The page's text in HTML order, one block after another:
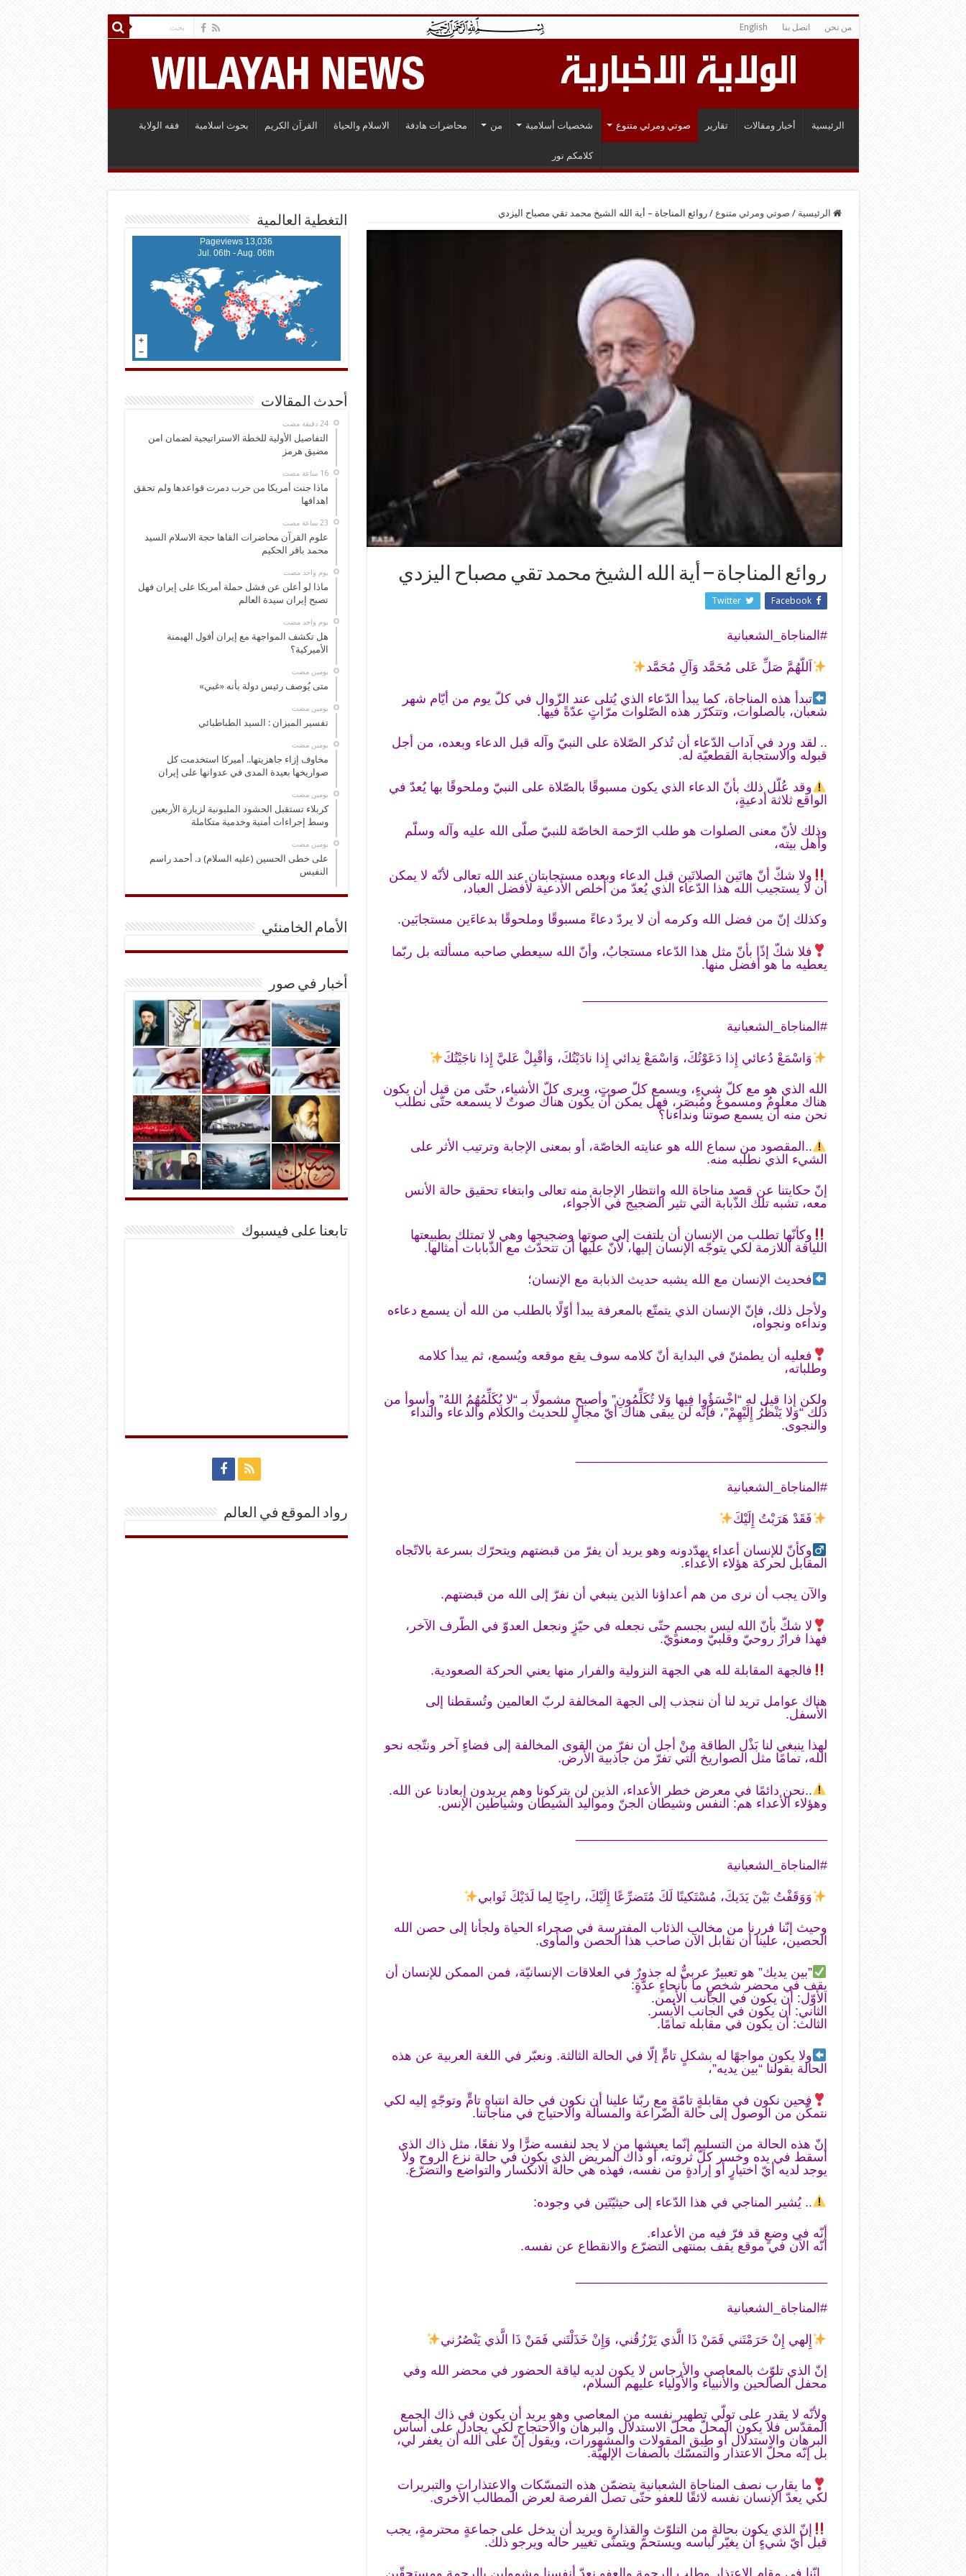
من نحن اتصل بنا English
الرئيسية أخبار ومقالات تقارير صوتي ومرئي متنوع شخصيات أسلامية من محاضرات هادفة الاسلام والحياة القرآن الكريم بحوث اسلامية فقه الولاية
كلامكم نور
الرئيسية / صوتي ومرئي متنوع / روائع المناجاة – أية الله الشيخ محمد تقي مصباح اليزدي
روائع المناجاة – أية الله الشيخ محمد تقي مصباح اليزدي
Facebook
Twitter
#المناجاة_الشعبانية
اَللّهُمَّ صَلِّ عَلى مُحَمَّد وَآلِ مُحَمَّد
تبدأ هذه المناجاة، كما يبدأ الدّعاء الذي يُتلى عند الزّوال في كلّ يوم من أيّام شهر
شعبان، بالصلوات، وتتكرّر هذه الصّلوات مرّاتٍ عدّةً فيها.
.. لقد ورد في آداب الدّعاء أن تُذكر الصّلاة على النبيّ وآله قبل الدعاء وبعده، من أجل
قبوله والاستجابة القطعيّة له.
وقد عُلّل ذلك بأنّ الدعاء الذي يكون مسبوقًا بالصّلاة على النبيّ وملحوقًا بها يُعدّ في
الواقع ثلاثة أدعيةٍ،
وذلك لأنّ معنى الصلوات هو طلب الرّحمة الخاصّة للنبيّ صلّى الله عليه وآله وسلّم
وأهل بيته،
ولا شكّ أنّ هاتَين الصلاتَين قبل الدعاء وبعده مستجابتان عند الله تعالى لأنّه لا يمكن
أن لا يستجيب الله هذا الدّعاء الذي يُعدّ من أخلص الأدعية لأفضل العباد،
وكذلك إنّ من فضل الله وكرمه أن لا يردّ دعاءً مسبوقًا وملحوقًا بدعاءَين مستجابَين.
فلا شكّ إذًا بأنّ مثل هذا الدّعاء مستجابٌ، وأنّ الله سيعطي صاحبه مسألته بل ربّما
يعطيه ما هو أفضل منها.
#المناجاة_الشعبانية
وَاسْمَعْ دُعائي إِذا دَعَوْتُكَ، وَاسْمَعْ نِدائي إِذا نادَيْتُكَ، وَأقْبِلْ عَليَّ إِذا ناجَيْتُكَ
الله الذي هو مع كلّ شيءٍ، ويسمع كلّ صوتٍ، ويرى كلّ الأشياء، حتّى من قبل أن يكون
هناك معلومٌ ومسموعٌ ومُبصَر، فهل يمكن أن يكون هناك صوتٌ لا يسمعه حتّى نطلب
نحن منه أن يسمع صوتنا ونداءنا؟
..المقصود من سماع الله هو عنايته الخاصّة، أو بمعنى الإجابة وترتيب الأثر على
الشيء الذي نطلبه منه.
إنّ حكايتنا عن قصد مناجاة الله وانتظار الإجابة منه تعالى وابتغاء تحقيق حالة الأنس
معه، تشبه تلك الذّبابة التي تثير الضجيج في الأجواء،
وكأنّها تطلب من الإنسان أن يلتفت إلى صوتها وضجيجها وهي لا تمتلك بطبيعتها
اللياقة اللازمة لكي يتوجّه الإنسان إليها، لأنّ عليها أن تتحدّث مع الذّبابات أمثالها.
فحديث الإنسان مع الله يشبه حديث الذبابة مع الإنسان؛
ولأجل ذلك، فإنّ الإنسان الذي يتمتّع بالمعرفة يبدأ أوّلًا بالطلب من الله أن يسمع دعاءه
ونداءه ونجواه،
فعليه أن يطمئنّ في البداية أنّ كلامه سوف يقع موقعه ويُسمع، ثم يبدأ كلامه
وطلباته،
ولكن إذا قيل له “اخْسَؤُوا فِيها وَلا تُكَلِّمُونِ” وأصبح مشمولًا بـ “لا يُكَلِّمُهُمُ اللهُ” وأسوأ من
ذلك “وَلا يَنْظُرُ إِلَيْهِمْ”، فإنّه لن يبقى هناك أيّ مجالٍ للحديث والكلام والدعاء والنداء
والنجوى.
#المناجاة_الشعبانية
فَقَدْ هَرَبْتُ إِلَيْكَ
وكأنّ للإنسان أعداء يهدّدونه وهو يريد أن يفرّ من قبضتهم ويتحرّك بسرعة بالاتّجاه
المقابل لحركة هؤلاء الأعداء.
والآن يجب أن نرى من هم أعداؤنا الذين ينبغي أن نفرّ إلى الله من قبضتهم.
لا شكّ بأنّ الله ليس بجسمٍ حتّى نجعله في حيّزٍ ونجعل العدوّ في الطّرف الآخر،
فهذا فرارٌ روحيّ وقلبيّ ومعنويّ.
فالجهة المقابلة لله هي الجهة النزولية والفرار منها يعني الحركة الصعودية.
هناك عوامل تريد لنا أن ننجذب إلى الجهة المخالفة لربّ العالمين وتُسقطنا إلى
الأسفل.
لهذا ينبغي لنا بَذْل الطاقة مِنْ أجل أن نفرّ من القوى المخالفة إلى فضاءٍ آخر ونتّجه نحو
الله، تمامًا مثل الصواريخ التي تفرّ من جاذبية الأرض.
..نحن دائمًا في معرض خطر الأعداء، الذين لن يتركونا وهم يريدون إبعادنا عن الله.
وهؤلاء الأعداء هم: النفس وشيطان الجنّ ومواليد الشيطان وشياطين الإنس.
#المناجاة_الشعبانية
وَوَقَفْتُ بَيْنَ يَدَيكَ، مُسْتَكينًا لَكَ مُتَضرِّعًا إِلَيْكَ، راجِيًا لِما لَدَيْكَ ثَوابي
وحيث إنّنا فررنا من مخالب الذئاب المفترسة في صحراء الحياة ولجأنا إلى حصن الله
الحصين، علينا أن نقابل الآن صاحب هذا الحصن والمأوى.
”بين يديك” هو تعبيرٌ عربيٌّ له جذورٌ في العلاقات الإنسانيّة، فمن الممكن للإنسان أن
يقف في محضر شخصٍ ما بأنحاءٍ عدّةٍ:
الأوّل: أن يكون في الجانب الأيمن.
الثاني: أن يكون في الجانب الأيسر.
الثالث: أن يكون في مقابله تمامًا.
ولا يكون مواجهًا له بشكلٍ تامٍّ إلّا في الحالة الثالثة. ونعبّر في اللغة العربية عن هذه
الحالة بقولنا “بين يديه”،
فحين نكون في مقابلةٍ تامّةٍ مع ربّنا علينا أن نكون في حالة انتباهٍ تامٍّ وتوجّهٍ إليه لكي
نتمكّن من الوصول إلى حالة الضّراعة والمسألة والاحتياج في مناجاتنا.
إنّ هذه الحالة من التسليم إنّما يعيشها من لا يجد لنفسه ضرًّا ولا نفعًا، مثل ذاك الذي
أسقط في يده وخسر كلّ ثروته، أو ذاك المريض الذي يكون في حالة نزع الروح ولا
يوجد لديه أيّ اختيارٍ أو إرادةٍ من نفسه، فهذه هي حالة الانكسار والتواضع والتضرّع.
.. يُشير المناجي في هذا الدّعاء إلى حيثيّتَين في وجوده:
أنّه في وضعٍ قد فرّ فيه من الأعداء.
أنّه الآن في موقع يقف بمنتهى التضرّع والانقطاع عن نفسه.
#المناجاة_الشعبانية
إِلهي إِنْ حَرَمْتَني فَمَنْ ذَا الَّذي يَرْزُقُني، وَإِنْ خَذَلْتَني فَمَنْ ذَا الَّذي يَنْصُرُني
إنّ الذي تلوّث بالمعاصي والأرجاس لا يكون لديه لياقة الحضور في محضر الله وفي
محفل الصالحين والأنبياء والأولياء عليهم السلام،
ولأنّه لا يقدر على تولّي تطهير نفسه من المعاصي وهو يريد أن يكون في ذاك الجمع
المقدّس فلا يكون المحلّ محلّ الاستدلال والبرهان والاحتجاج لكي يجادل على أساس
البرهان والاستدلال أو طِبق المقولات والمشهورات، ويقول إنّ على الله أن يغفر لي،
بل إنّه محلّ الاعتذار والتمسّك بالصفات الإلهيّة.
ما يقارب نصف المناجاة الشعبانية يتضمّن هذه التمسّكات والاعتذارات والتبريرات
لكي يعدّ الإنسان نفسه لائقًا للعفو حتّى تصل الفرصة لعرض المطالب الأخرى.
إنّ الذي يكون بحالةٍ من التلوّث والقذارة ويريد أن يدخل على جماعةٍ محترمةٍ، يجب
قبل أيّ شيءٍ أن يغيّر لباسه ويستحمّ ويتمنّى تغيير حاله ويرجو ذلك.
التغطية العالمية
13,036 Pageviews
Jul. 06th - Aug. 06th
أحدث المقالات
‏24 دقيقة مضت
التفاصيل الأولية للخطة الاستراتيجية لضمان امن
مضيق هرمز
‏16 ساعة مضت
ماذا جنت أمريكا من حرب دمرت قواعدها ولم تحقق
اهدافها
علوم القرآن محاضرات القاها حجة الاسلام السيد
محمد باقر الحكيم
‏يوم واحد مضت
ماذا لو أعلن عن فشل حملة أمريكا على إيران فهل
تصبح إيران سيدة العالم
‏يوم واحد مضت
هل تكشف المواجهة مع إيران أفول الهيمنة
الأميركية؟
‏يومين مضت
متى يُوصف رئيس دولة بأنه «غبي»
‏يومين مضت
تفسير الميزان : السيد الطباطبائي
‏يومين مضت
مخاوف إزاء جاهزيتها.. أميركا استخدمت كل
صواريخها بعيدة المدى في عدوانها على إيران
‏يومين مضت
كربلاء تستقبل الحشود المليونية لزيارة الأربعين
وسط إجراءات أمنية وخدمية متكاملة
‏يومين مضت
على خطى الحسين (عليه السلام) د. أحمد راسم
النفيس
الأمام الخامنئي
أخبار في صور
تابعنا على فيسبوك
رواد الموقع في العالم